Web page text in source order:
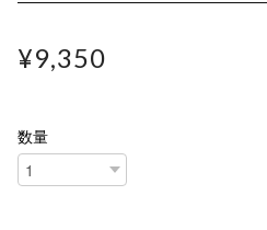
¥9,350
数量